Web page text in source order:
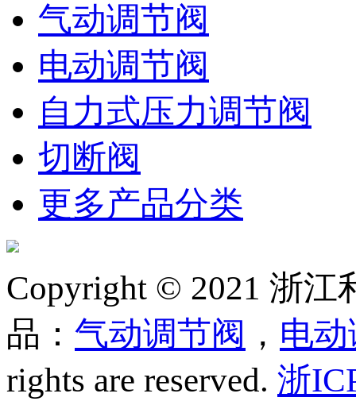
气动调节阀
电动调节阀
自力式压力调节阀
切断阀
更多产品分类
Copyright © 2021 浙
品： 气动调节阀 ， 电
rights are reserved. 浙